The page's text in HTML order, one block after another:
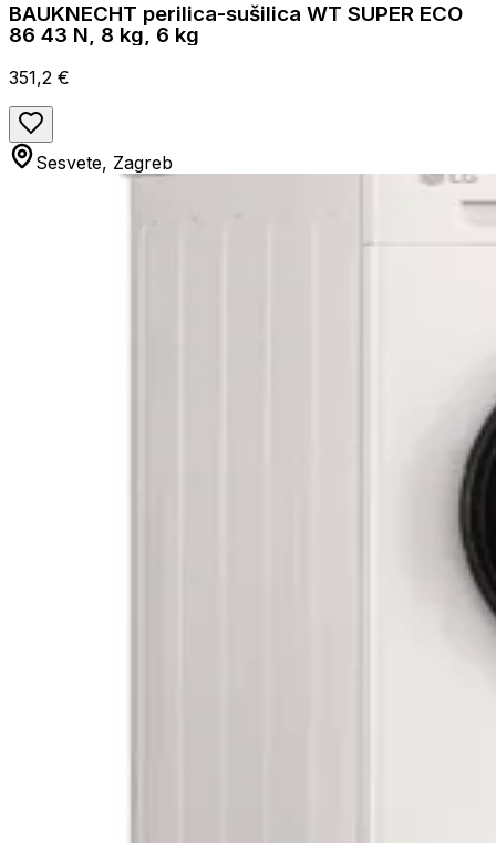
BAUKNECHT perilica-sušilica WT SUPER ECO
86 43 N, 8 kg, 6 kg
351,2 €
Sesvete, Zagreb